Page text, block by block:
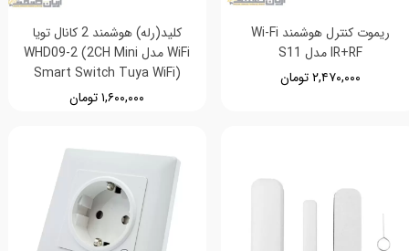
ریموت کنترل هوشمند Wi-Fi
IR+RF مدل S11
۲,۴۷۰,۰۰۰ تومان
کلید(رله) هوشمند 2 کانال تویا
WiFi مدل WHD09-2 (2CH Mini
Smart Switch Tuya WiFi)
۱,۶۰۰,۰۰۰ تومان